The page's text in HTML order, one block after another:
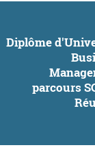
Diplôme
parcours